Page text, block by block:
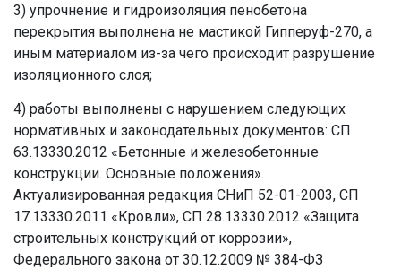
3) упрочнение и гидроизоляция пенобетона
перекрытия выполнена не мастикой Гипперуф-270, а
иным материалом из-за чего происходит разрушение
изоляционного слоя;
4) работы выполнены с нарушением следующих
нормативных и законодательных документов: СП
63.13330.2012 «Бетонные и железобетонные
конструкции. Основные положения».
Актуализированная редакция СНиП 52-01-2003, СП
17.13330.2011 «Кровли», СП 28.13330.2012 «Защита
строительных конструкций от коррозии»,
Федерального закона от 30.12.2009 № 384-ФЗ